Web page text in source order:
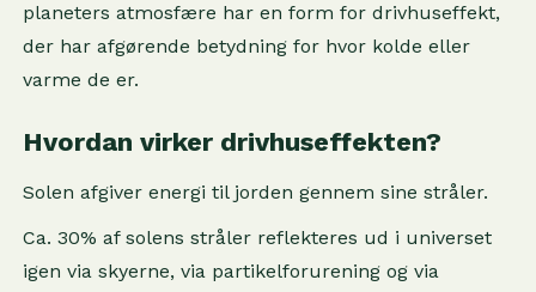
planeters atmosfære har en form for drivhuseffekt,
der har afgørende betydning for hvor kolde eller
varme de er.
Hvordan virker drivhuseffekten?
Solen afgiver energi til jorden gennem sine stråler.
Ca. 30% af solens stråler reflekteres ud i universet
igen via skyerne, via partikelforurening og via